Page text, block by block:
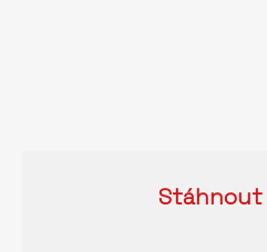
Stáhnout